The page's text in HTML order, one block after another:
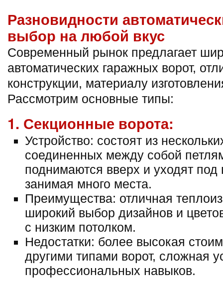
Разновидности
выбор на любой вкус
Современный рынок предлагает
автоматических гаражных ворот,
конструкции, материалу
Рассмотрим основные типы:
1. Секционные ворота:
Устройство: состоят из
соединенных между собой
поднимаются вверх и уходят под
занимая много места.
Преимущества: отличная
широкий выбор дизайнов и
с низким потолком.
Недостатки: более высокая
другими типами ворот, сложная
профессиональных навыков.